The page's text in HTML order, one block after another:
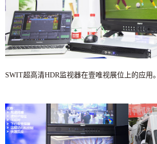
SWIT超高清HDR监视器在壹唯视展位上的应用。